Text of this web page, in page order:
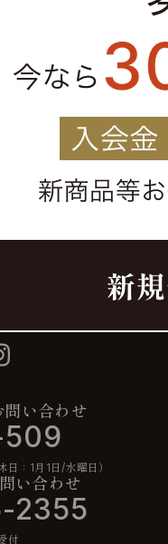
い合わせ
：1月1日/水曜日）
い合わせ
2355
付